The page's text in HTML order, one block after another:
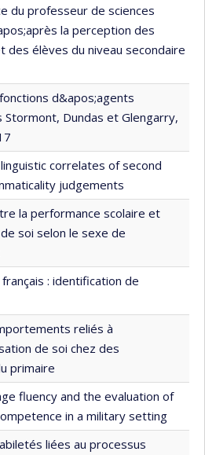
du professeur de sciences
la perception des
des élèves du niveau secondaire
d&apos;agents
Stormont, Dundas et Glengarry,
correlates of second
judgements
la performance scolaire et
soi selon le sexe de
: identification de
reliés à
de soi chez des
primaire
fluency and the evaluation of
in a military setting
liées au processus